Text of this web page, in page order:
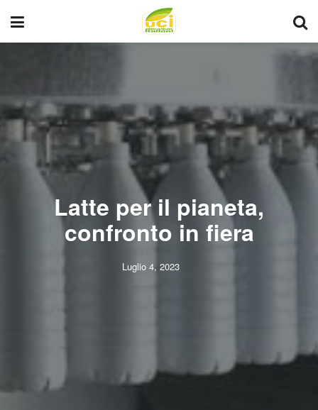
Latte per il pianeta,
confronto in fiera
Luglio 4, 2023